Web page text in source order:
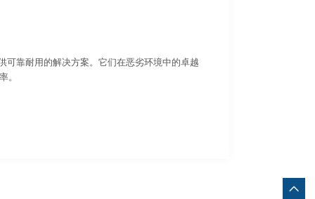
可靠耐用的解决方案。它们在恶劣环境中的卓越
。